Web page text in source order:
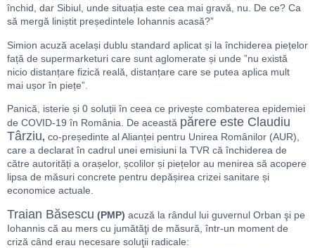
închid, dar Sibiul, unde situația este cea mai gravă, nu. De ce? Ca
să mergă liniștit președintele Iohannis acasă?”
Simion acuză același dublu standard aplicat și la închiderea piețelor
față de supermarketuri care sunt aglomerate și unde ”nu există
nicio distanțare fizică reală, distanțare care se putea aplica mult
mai ușor în piețe”.
Panică, isterie și 0 soluții în ceea ce privește combaterea epidemiei
de COVID-19 în România. De această părere este Claudiu
Târziu, co-președinte al Alianței pentru Unirea Românilor (AUR),
care a declarat în cadrul unei emisiuni la TVR că închiderea de
către autorități a orașelor, școlilor și piețelor au menirea să acopere
lipsa de măsuri concrete pentru depășirea crizei sanitare și
economice actuale.
Traian Băsescu (PMP) acuză la rândul lui guvernul Orban şi pe
Iohannis că au mers cu jumătăţi de măsură, într-un moment de
criză când erau necesare soluţii radicale: